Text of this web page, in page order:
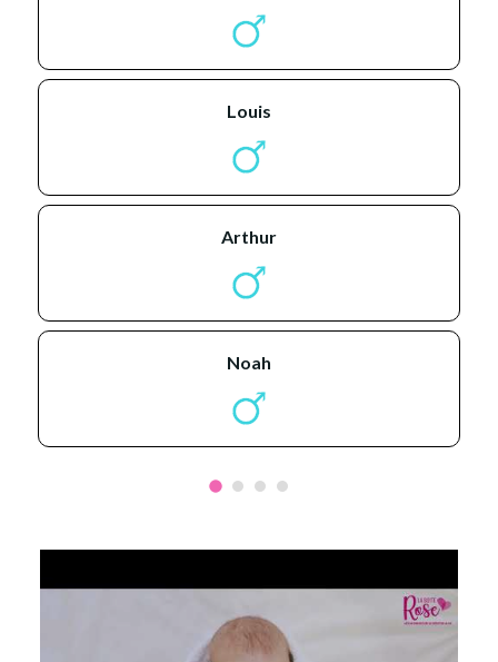
louis
arthur
noah